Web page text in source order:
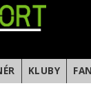
KLUBY